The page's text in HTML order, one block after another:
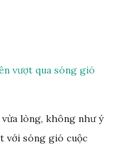
vượt qua sóng gió
lòng, không như ý
với sóng gió cuộc